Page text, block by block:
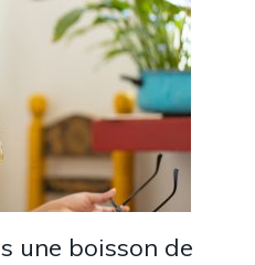
une boisson de